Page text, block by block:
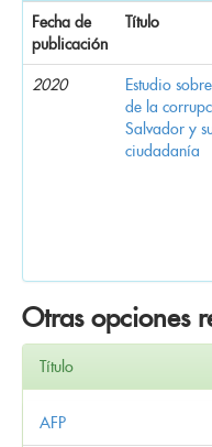
Fecha de
publicación
Título
2020
Estudio
de la
Salvador y
ciudadanía
Otras opciones
Título
AFP